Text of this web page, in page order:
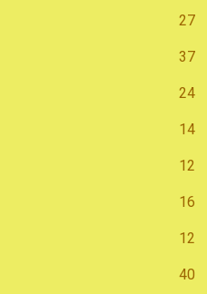
27
37
24
14
12
16
12
40